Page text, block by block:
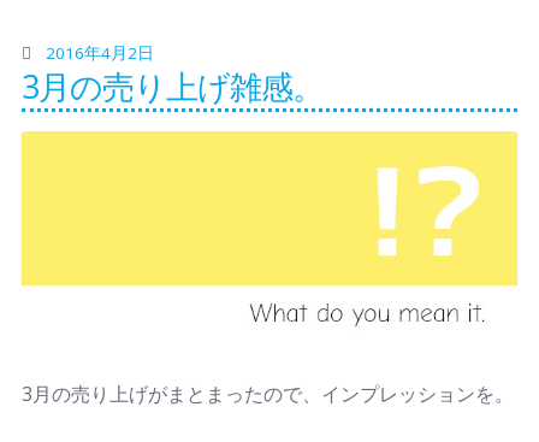
2016年4月2日
3月の売り上げ雑感。
3月の売り上げがまとまったので、インプレッションを。